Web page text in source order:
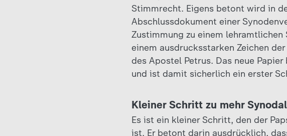
Stimmrecht. Eigens betont wird in
Abschlussdokument einer
Zustimmung zu einem
einem ausdrucksstarken Zeichen
des Apostel Petrus. Das neue
und ist damit sicherlich ein erster
Kleiner Schritt zu mehr
Es ist ein kleiner Schritt, den der
ist. Er betont darin ausdrücklich,